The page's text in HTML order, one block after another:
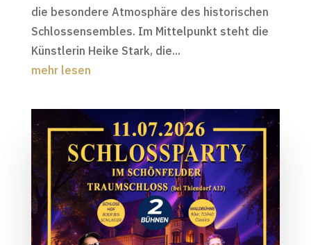
die besondere Atmosphäre des historischen
Schlossensembles. Im Mittelpunkt steht die
Künstlerin Heike Stark, die...
mehr lesen